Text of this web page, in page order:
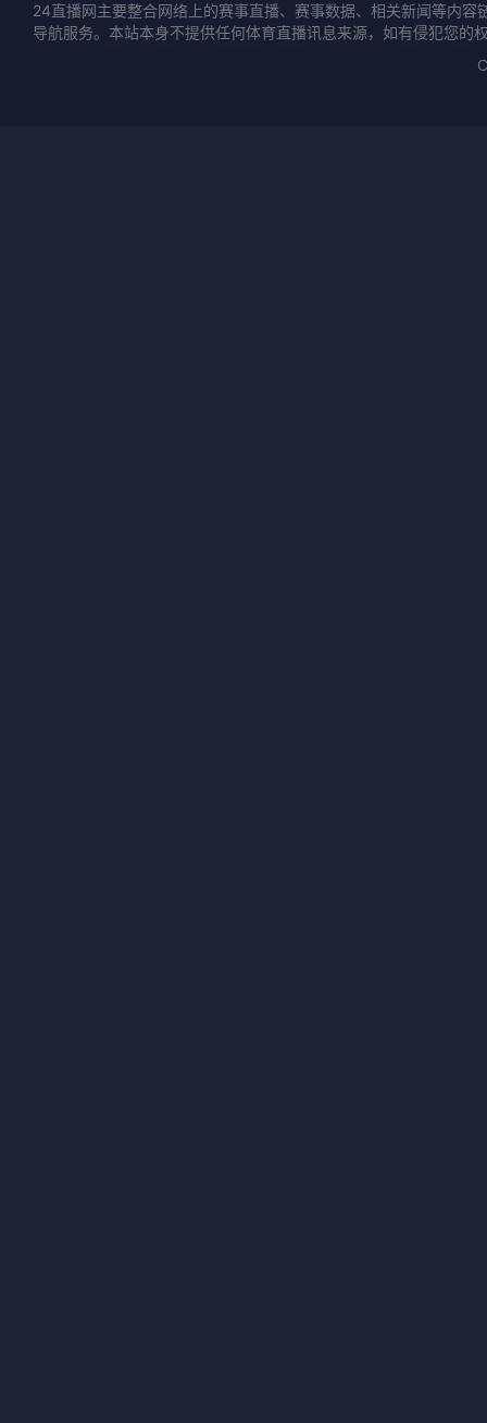
24直播网主要整合网络上的赛事直播、赛事数据、相关新闻等内
导航服务。本站本身不提供任何体育直播讯息来源，如有侵犯您的